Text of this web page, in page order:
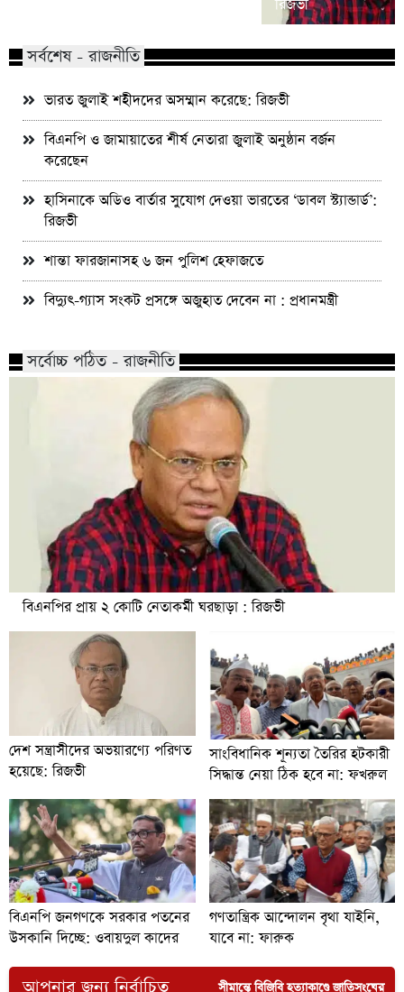
রিজভী
সর্বশেষ - রাজনীতি
ভারত জুলাই শহীদদের অসম্মান করেছে: রিজভী
বিএনপি ও জামায়াতের শীর্ষ নেতারা জুলাই অনুষ্ঠান বর্জন
করেছেন
হাসিনাকে অডিও বার্তার সুযোগ দেওয়া ভারতের ‘ডাবল স্ট্যান্ডার্ড’:
রিজভী
শান্তা ফারজানাসহ ৬ জন পুলিশ হেফাজতে
বিদ্যুৎ-গ্যাস সংকট প্রসঙ্গে অজুহাত দেবেন না : প্রধানমন্ত্রী
সর্বোচ্চ পঠিত - রাজনীতি
বিএনপির প্রায় ২ কোটি নেতাকর্মী ঘরছাড়া : রিজভী
দেশ সন্ত্রাসীদের অভয়ারণ্যে পরিণত
হয়েছে: রিজভী
সাংবিধানিক শূন্যতা তৈরির হটকারী
সিদ্ধান্ত নেয়া ঠিক হবে না: ফখরুল
বিএনপি জনগণকে সরকার পতনের
উসকানি দিচ্ছে: ওবায়দুল কাদের
গণতান্ত্রিক আন্দোলন বৃথা যাইনি,
যাবে না: ফারুক
সীমান্তে বিজিবি হত্যাকাণ্ডে জাতিসংঘের